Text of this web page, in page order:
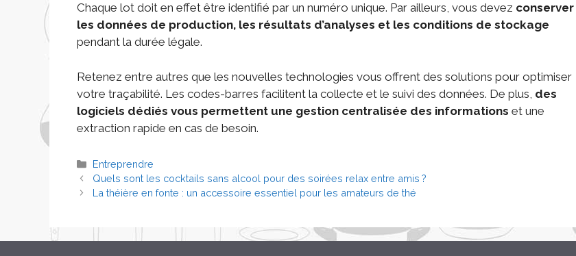
Chaque lot doit en effet être identifié par un numéro unique. Par ailleurs, vous devez conserver
les données de production, les résultats d’analyses et les conditions de stockage
pendant la durée légale.
Retenez entre autres que les nouvelles technologies vous offrent des solutions pour optimiser
votre traçabilité. Les codes-barres facilitent la collecte et le suivi des données. De plus, des
logiciels dédiés vous permettent une gestion centralisée des informations et une
extraction rapide en cas de besoin.
Entreprendre
Quels sont les cocktails sans alcool pour des soirées relax entre amis ?
La théière en fonte : un accessoire essentiel pour les amateurs de thé